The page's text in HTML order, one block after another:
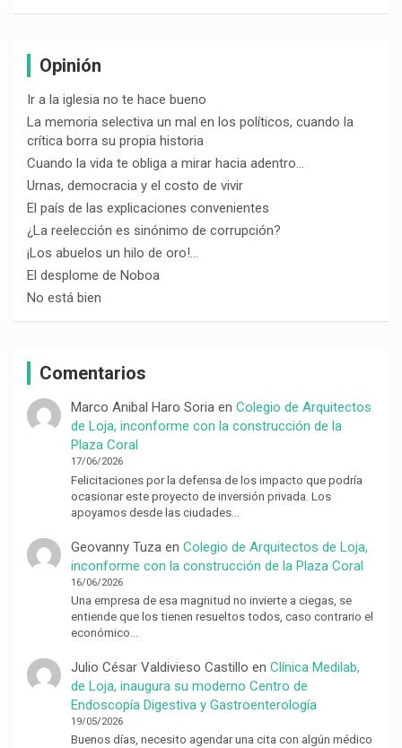
Opinión
Ir a la iglesia no te hace bueno
La memoria selectiva un mal en los políticos, cuando la
crítica borra su propia historia
Cuando la vida te obliga a mirar hacia adentro…
Urnas, democracia y el costo de vivir
El país de las explicaciones convenientes
¿La reelección es sinónimo de corrupción?
¡Los abuelos un hilo de oro!…
El desplome de Noboa
No está bien
Comentarios
Marco Anibal Haro Soriaen Colegio de Arquitectos
de Loja, inconforme con la construcción de la
Plaza Coral
17/06/2026
Felicitaciones por la defensa de los impacto que podría
ocasionar este proyecto de inversión privada. Los
apoyamos desde las ciudades…
Geovanny Tuza en Colegio de Arquitectos de Loja,
inconforme con la construcción de la Plaza Coral
16/06/2026
Una empresa de esa magnitud no invierte a ciegas, se
entiende que los tienen resueltos todos, caso contrario el
económico…
Julio César Valdivieso Castillo en Clínica Medilab,
de Loja, inaugura su moderno Centro de
Endoscopía Digestiva y Gastroenterología
19/05/2026
Buenos días, necesito agendar una cita con algún médico